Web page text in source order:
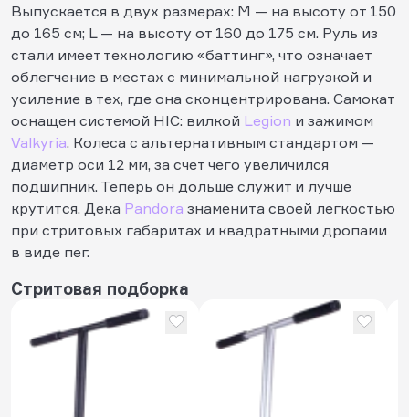
Выпускается в двух размерах: M — на высоту от 150
до 165 см; L — на высоту от 160 до 175 см. Руль из
стали имеет технологию «баттинг», что означает
облегчение в местах с минимальной нагрузкой и
усиление в тех, где она сконцентрирована. Самокат
оснащен системой HIC: вилкой Legion и зажимом
Valkyria. Колеса с альтернативным стандартом —
диаметр оси 12 мм, за счет чего увеличился
подшипник. Теперь он дольше служит и лучше
крутится. Дека Pandora знаменита своей легкостью
при стритовых габаритах и квадратными дропами
в виде пег.
Стритовая подборка